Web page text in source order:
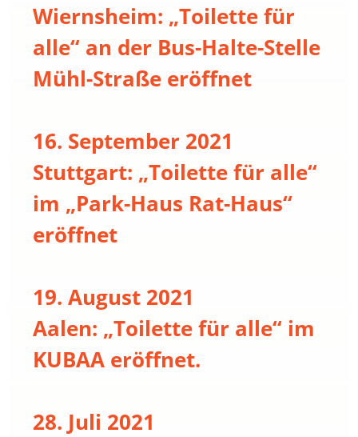
Wiernsheim: „Toilette für
alle“ an der Bus-Halte-Stelle
Mühl-Straße eröffnet
16. September 2021
Stuttgart: „Toilette für alle“
im „Park-Haus Rat-Haus“
eröffnet
19. August 2021
Aalen: „Toilette für alle“ im
KUBAA eröffnet.
28. Juli 2021